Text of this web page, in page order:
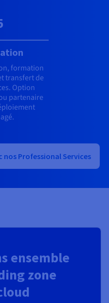
formation
transfert de
Option
partenaire
Professional Services
ensemble
zone